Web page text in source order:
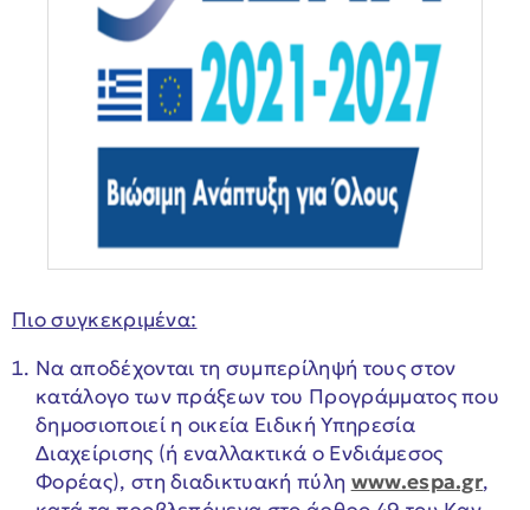
Πιο συγκεκριμένα:
Να αποδέχoνται τη συμπερίληψή τους στον
κατάλογο των πράξεων του Προγράμματος που
δημοσιοποιεί η οικεία Ειδική Υπηρεσία
Διαχείρισης (ή εναλλακτικά ο Ενδιάμεσος
Φορέας), στη διαδικτυακή πύλη www.espa.gr,